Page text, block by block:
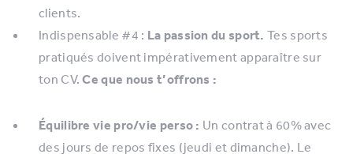
clients.
Indispensable #4 : La passion du sport. Tes sports
pratiqués doivent impérativement apparaître sur
ton CV.Ce que nous t’offrons :
Équilibre vie pro/vie perso : Un contrat à 60% avec
des jours de repos fixes (jeudi et dimanche). Le